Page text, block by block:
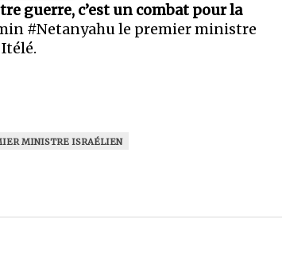
guerre, c’est un combat pour la
#Netanyahu le premier ministre
MINISTRE ISRAÉLIEN